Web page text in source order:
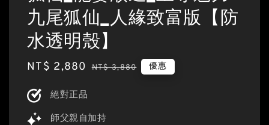
九尾狐仙_人緣致富版【防
水透明殼】
Sale
NT$ 2,880 Regular
NT$ 3,880 優惠
絕對正品
師父親自加持